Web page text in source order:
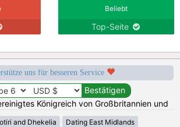
Beliebt
Top-Seite
uns für besseren Service
Königreich von Großbritannien und
and Dhekelia Dating East Midlands